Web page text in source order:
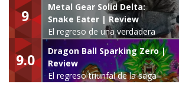
9
Metal Gear Solid Delta:
Snake Eater | Review
El regreso de una verdadera
leyenda
9.0
Dragon Ball Sparking Zero |
Review
El regreso triunfal de la saga